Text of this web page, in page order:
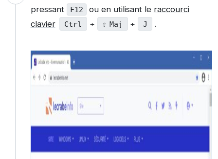
pressant
F12 ou en utilisant le raccourci
clavier
Ctrl + ⇧ Maj + J .